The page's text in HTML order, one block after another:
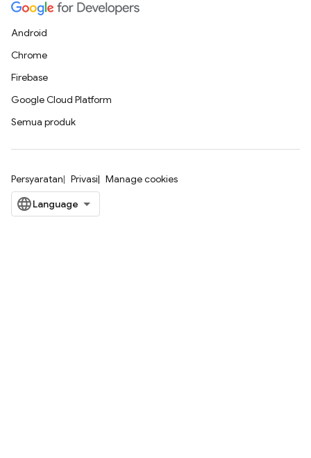
Android
Chrome
Firebase
Google Cloud Platform
Semua produk
Persyaratan Privasi Manage cookies